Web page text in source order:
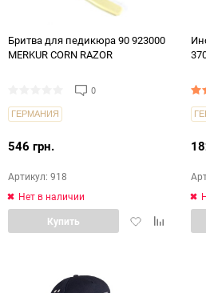
Бритва для педикюра 90 923000
MERKUR CORN RAZOR
0
ГЕРМАНИЯ
546 грн.
Артикул: 918
Нет в наличии
ДобавитьДобавить
Купить